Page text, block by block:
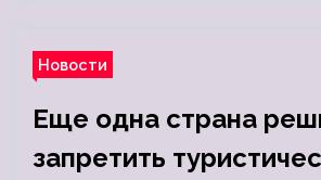
Новости
Еще одна страна
запретить